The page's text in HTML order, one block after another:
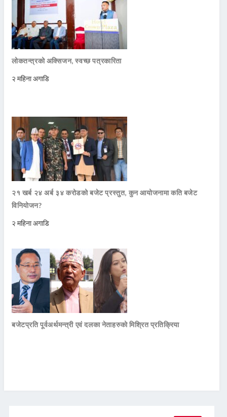
लोकतन्त्रको अक्सिजन, स्वच्छ पत्रकारिता
२ महिना अगाडि
२१ खर्ब २४ अर्ब ३४ करोडको बजेट प्रस्तुत, कुन आयोजनामा कति बजेट
विनियोजन?
२ महिना अगाडि
बजेटप्रति पूर्वअर्थमन्त्री एवं दलका नेताहरुको मिश्रित प्रतिक्रिया